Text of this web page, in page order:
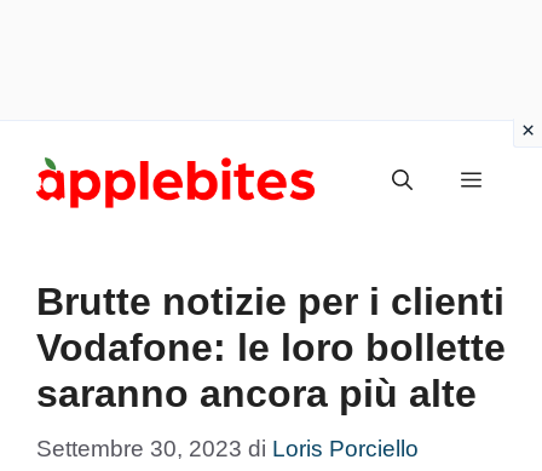
Menu
Brutte notizie per i clienti
Vodafone: le loro bollette
saranno ancora più alte
Settembre 30, 2023 di Loris Porciello